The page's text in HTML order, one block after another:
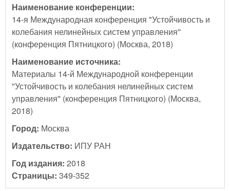
Наименование конференции:
14-я Международная конференция "Устойчивость и
колебания нелинейных систем управления''
(конференция Пятницкого) (Москва, 2018)
Наименование источника:
Материалы 14-й Международной конференции
"Устойчивость и колебания нелинейных систем
управления'' (конференция Пятницкого) (Москва,
2018)
Город: Москва
Издательство: ИПУ РАН
Год издания: 2018
Страницы: 349-352